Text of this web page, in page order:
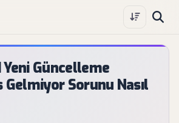
Yeni Güncelleme
Gelmiyor Sorunu Nasıl